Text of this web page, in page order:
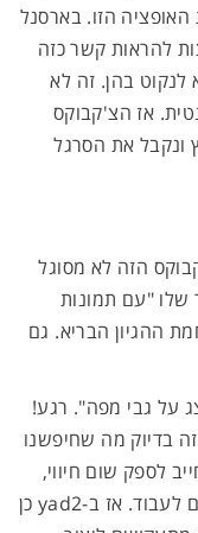
הזו. בארסנל
להראות קשר כזה
לנקוט בהן. זה לא
אז הצ'קבוקס
ונקבל את הסרגל
הזה לא מסוגל
שלו "עם תמונות
ההגיון הבריא. גם
על גבי מפה". רגע!
בדיוק מה שחיפשנו
לספק שום חיווי,
והוא לא חייב להשאר בסביבה כשהוא סיים לעבוד. אז ב-yad2 כן